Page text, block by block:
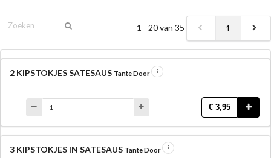
1 - 20 van 35 1
2 KIPSTOKJES SATESAUS Tante Door
€ 3,95
3 KIPSTOKJES IN SATESAUS Tante Door